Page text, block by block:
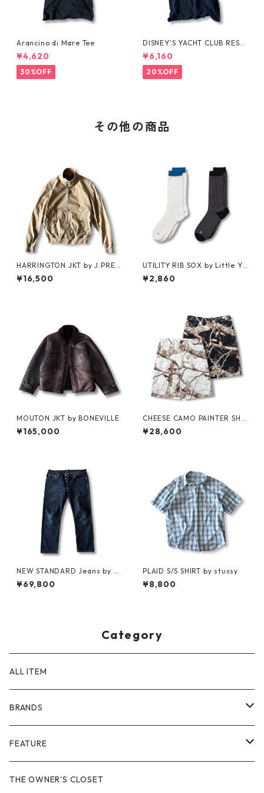
Arancino di Mare Tee
¥4,620
30%OFF
DISNEY'S YACHT CLUB RESO
RT Tee
¥6,160
20%OFF
その他の商品
HARRINGTON JKT by J.PRES
S
¥16,500
UTILITY RIB SOX by Little Ya
rmouth
¥2,860
MOUTON JKT by BONEVILLE
¥165,000
CHEESE CAMO PAINTER SHO
RTS by Little Yarmouth
¥28,600
NEW STANDARD Jeans by A.
P.C. x Supreme
¥69,800
PLAID S/S SHIRT by stussy
¥8,800
Category
ALL ITEM
BRANDS
GHOST ALMOSTBLACK
PRODUCT TWELVE
FEATURE
NEW VINTAGE
THE OWNER'S CLOSET